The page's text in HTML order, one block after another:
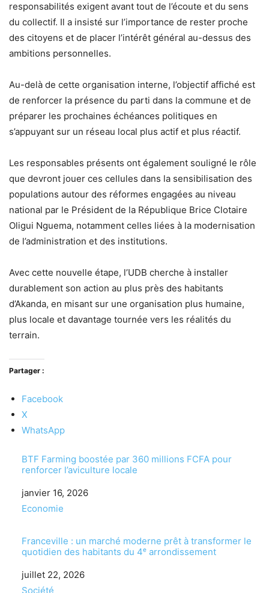
responsabilités exigent avant tout de l’écoute et du sens
du collectif. Il a insisté sur l’importance de rester proche
des citoyens et de placer l’intérêt général au-dessus des
ambitions personnelles.
Au-delà de cette organisation interne, l’objectif affiché est
de renforcer la présence du parti dans la commune et de
préparer les prochaines échéances politiques en
s’appuyant sur un réseau local plus actif et plus réactif.
Les responsables présents ont également souligné le rôle
que devront jouer ces cellules dans la sensibilisation des
populations autour des réformes engagées au niveau
national par le Président de la République Brice Clotaire
Oligui Nguema, notamment celles liées à la modernisation
de l’administration et des institutions.
Avec cette nouvelle étape, l’UDB cherche à installer
durablement son action au plus près des habitants
d’Akanda, en misant sur une organisation plus humaine,
plus locale et davantage tournée vers les réalités du
terrain.
Partager :
Facebook
X
WhatsApp
BTF Farming boostée par 360 millions FCFA pour
renforcer l’aviculture locale
Date
janvier 16, 2026
Par rapport à
Economie
Franceville : un marché moderne prêt à transformer le
quotidien des habitants du 4ᵉ arrondissement
Date
juillet 22, 2026
Par rapport à
Société